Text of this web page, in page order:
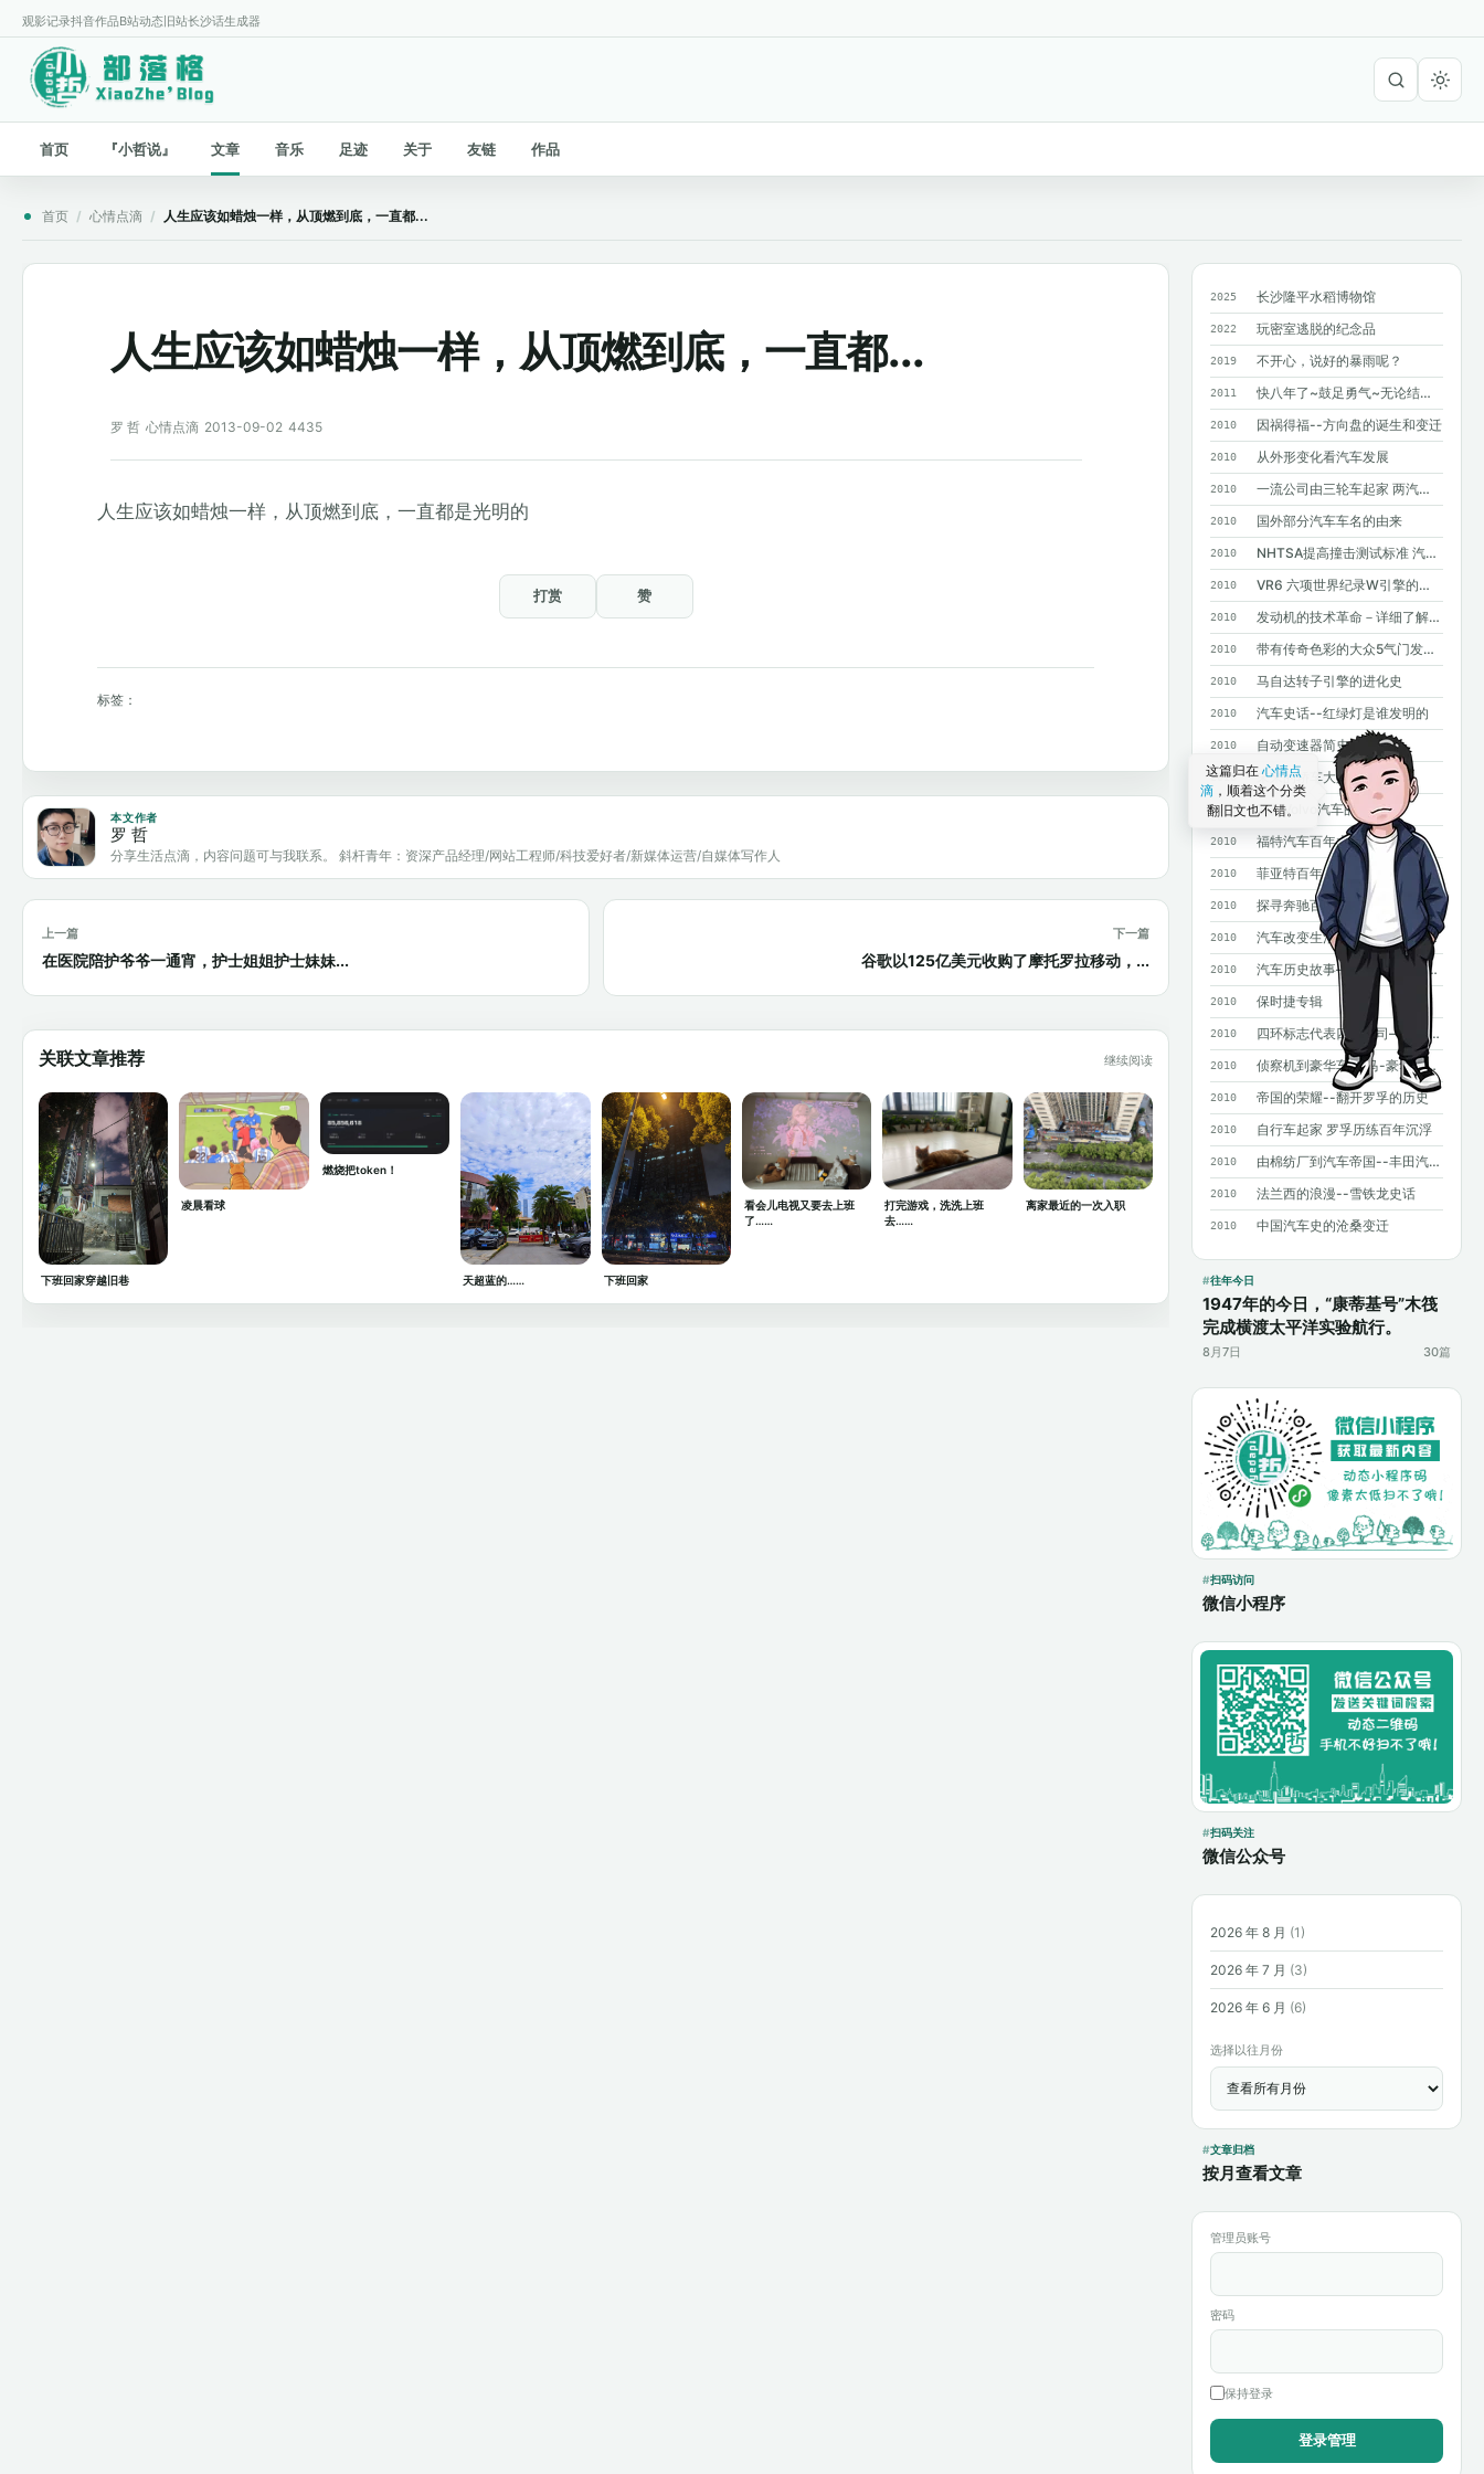
观影记录抖音作品B站动态 旧站长沙话生成器
首页 『小哲说』 文章 音乐 足迹 关于 友链 作品
首页 / 心情点滴 / 人生应该如蜡烛一样，从顶燃到底，一直都...
2025 长沙隆平水稻博物馆
2022 玩密室逃脱的纪念品
2019 不开心，说好的暴雨呢？
2011 快八年了~鼓足勇气~无论结果如何~只求...
2010 因祸得福--方向盘的诞生和变迁
2010 从外形变化看汽车发展
2010 一流公司由三轮车起家 两汽车巨人造就奔驰
2010 国外部分汽车车名的由来
2010 NHTSA提高撞击测试标准 汽车安全要求进一步提高
2010 VR6 六项世界纪录W引擎的基础
2010 发动机的技术革命－详细了解GDI
2010 带有传奇色彩的大众5气门发动机
2010 马自达转子引擎的进化史
2010 汽车史话--红绿灯是谁发明的
2010 自动变速器简史
2010 未来的轿车大灯
2010 四款Volvo汽车的诞生
2010 福特汽车百年大事记
2010 菲亚特百年史
2010 探寻奔驰百年基因--斯图加特奔驰总部采访手记
2010 汽车改变生活--汽车发明100年史话
2010 汽车历史故事——MPV风雨20年
2010 保时捷专辑
2010 四环标志代表四个公司——奥迪历史概述
2010 侦察机到豪华车 宝马-豪华背后沧桑曲折
2010 帝国的荣耀--翻开罗孚的历史
2010 自行车起家 罗孚历练百年沉浮
2010 由棉纺厂到汽车帝国--丰田汽车发展史
2010 法兰西的浪漫--雪铁龙史话
2010 中国汽车史的沧桑变迁
往年今日
1947年的今日，“康蒂基号”木筏
完成横渡太平洋实验航行。
8月7日 30篇
扫码访问
微信小程序
扫码关注
微信公众号
2026 年 8 月 (1)
2026 年 7 月 (3)
2026 年 6 月 (6)
选择以往月份
文章归档
按月查看文章
管理员账号
密码
保持登录
人生应该如蜡烛一样，从顶燃到底，一直都...
罗 哲 心情点滴 2013-09-02 4435
人生应该如蜡烛一样，从顶燃到底，一直都是光明的
打赏 赞
标签：
本文作者
罗 哲
分享生活点滴，内容问题可与我联系。 斜杆青年：资深产品经理/网站工程师/科技爱好者/新媒体运营/自媒体写作人
上一篇
在医院陪护爷爷一通宵，护士姐姐护士妹妹...
下一篇
谷歌以125亿美元收购了摩托罗拉移动，...
关联文章推荐 继续阅读
下班回家穿越旧巷
凌晨看球
燃烧把token！
天超蓝的…… 下班回家
看会儿电视又要去上班
了……
打完游戏，洗洗上班
去……
离家最近的一次入职
这篇归在 心情点
滴 ，顺着这个分类
翻旧文也不错。